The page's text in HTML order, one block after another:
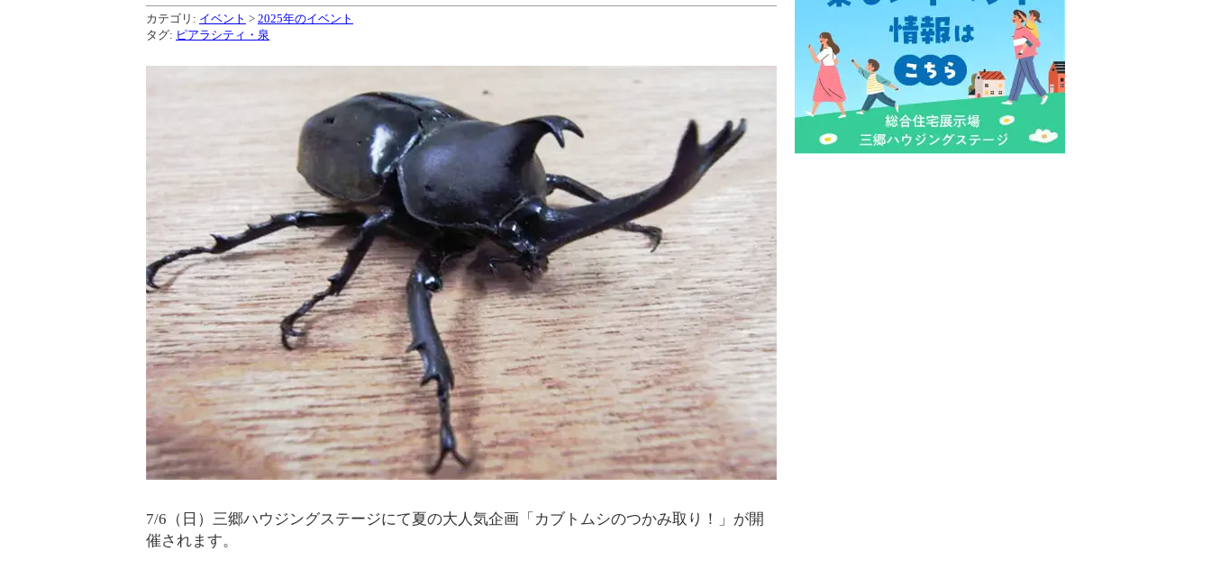
カテゴリ: イベント > 2025年のイベント
タグ: ピアラシティ・泉
7/6（日）三郷ハウジングステージにて夏の大人気企画「カブトムシのつかみ取り！」が開
催されます。